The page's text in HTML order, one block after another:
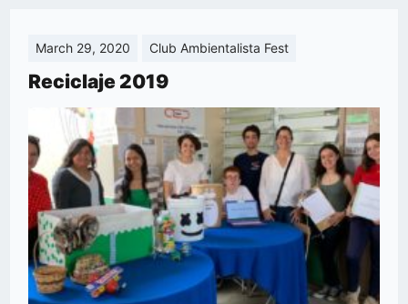
March 29, 2020 Club Ambientalista Fest
Reciclaje 2019